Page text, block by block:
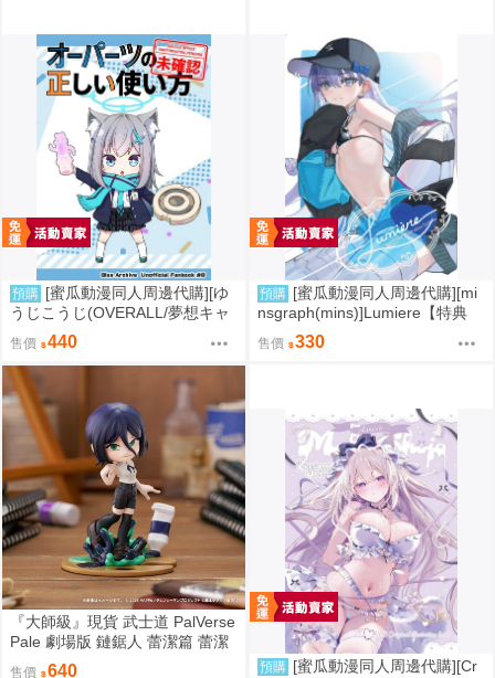
預購 [蜜瓜動漫同人周邊代購][ゆ
うじこうじ(OVERALL/夢想キャ
ンパス)(Yu-ji、コウジ)]オーパー
ツの正しい使い方(蔚藍檔案)(同
人誌)
售價 440
預購 [蜜瓜動漫同人周邊代購][mi
nsgraph(mins)]Lumiere【特典
付】(FGO)(同人誌)
售價 330
『大師級』現貨 武士道 PalVerse
Pale 劇場版 鏈鋸人 蕾潔篇 蕾潔
售價 640 預購 [蜜瓜動漫同人周邊代購][Cr